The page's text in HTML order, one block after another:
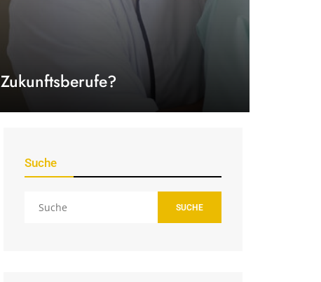
Zukunftsberufe?
Suche
SUCHE